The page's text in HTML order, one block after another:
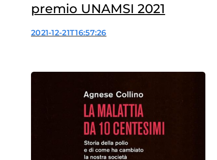
premio UNAMSI 2021
2021-12-21T16:57:26